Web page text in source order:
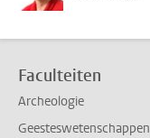
Faculteiten
Archeologie
Geesteswetenschappen